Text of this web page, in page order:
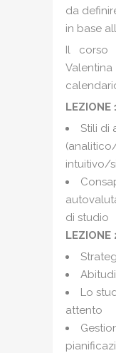
da
in base
Il corso
LEZIONE
Stili di
intuitivo/
di studio
LEZIONE
Lo
attento